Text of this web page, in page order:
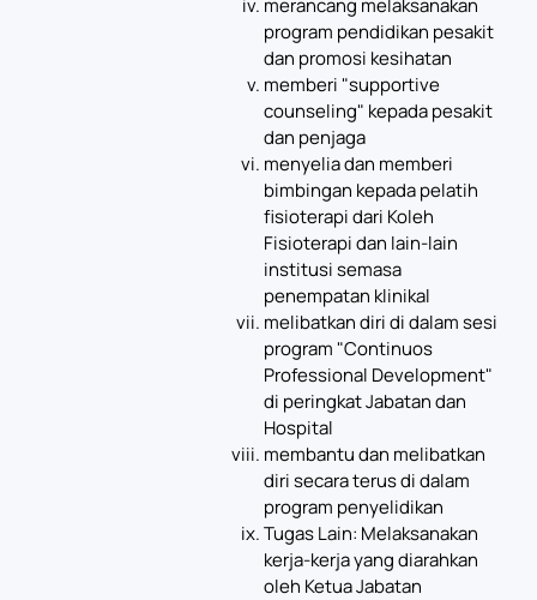
merancang melaksanakan
program pendidikan pesakit
dan promosi kesihatan
memberi "supportive
counseling" kepada pesakit
dan penjaga
menyelia dan memberi
bimbingan kepada pelatih
fisioterapi dari Koleh
Fisioterapi dan lain-lain
institusi semasa
penempatan klinikal
melibatkan diri di dalam sesi
program "Continuos
Professional Development"
di peringkat Jabatan dan
Hospital
membantu dan melibatkan
diri secara terus di dalam
program penyelidikan
Tugas Lain: Melaksanakan
kerja-kerja yang diarahkan
oleh Ketua Jabatan